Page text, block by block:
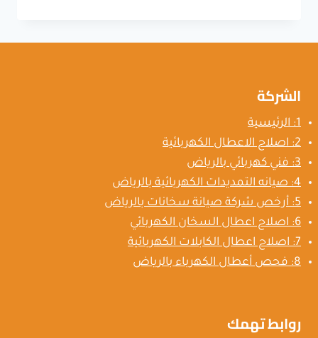
كابلات
الشركة
1: الرئيسية
2: اصلاح الاعطال الكهربائية
3: فني كهربائي بالرياض
4: صيانه التمديدات الكهربائية بالرياض
5: أرخص شركة صيانة سخانات بالرياض
6: اصلاح اعطال السخان الكهربائي
7: اصلاح اعطال الكابلات الكهربائية
8: فحص أعطال الكهرباء بالرياض
روابط تهمك